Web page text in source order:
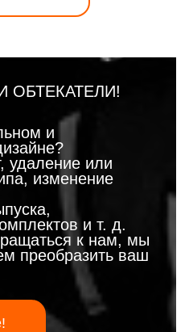
ОБТЕКАТЕЛИ!
и
удаление или
изменение
и т. д.
к нам, мы
преобразить ваш